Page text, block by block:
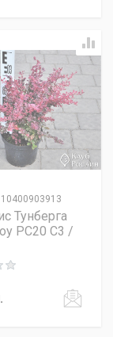
Тунберга
PC20 C3 /
of 5